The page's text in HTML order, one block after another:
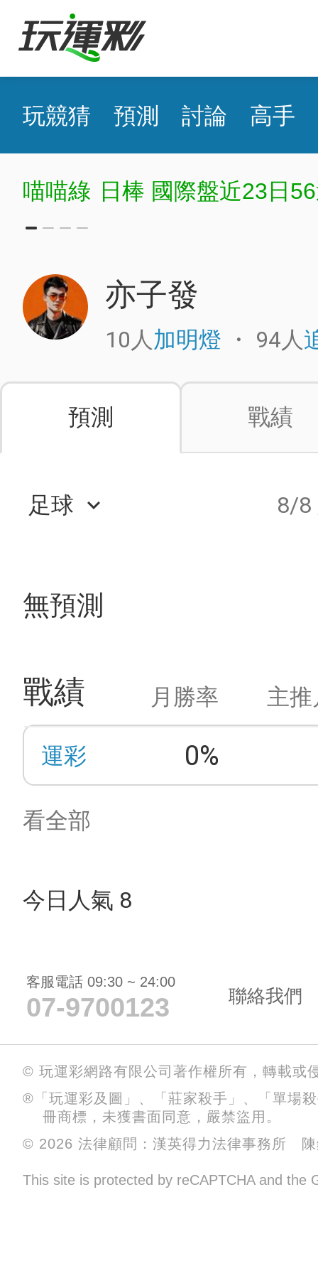
玩競猜 預測 討論 高手
喵喵綠 日棒 國際盤近23日
亦子發
10人加明燈 ・ 94人
預測 戰績
足球 keyboard_arrow_down 8/8
無預測
戰績 月勝率 主
運彩 0%
看全部
今日人氣 8
客服電話 09:30 ~ 24:00
07-9700123 聯絡我們
© 玩運彩網路有限公司著作權所有，轉載或
®「玩運彩及圖」、「莊家殺手」、「單場
冊商標，未獲書面同意，嚴禁盜用。
© 2026 法律顧問：漢英得力法律事務所 陳
This site is protected by reCAPTCHA and the